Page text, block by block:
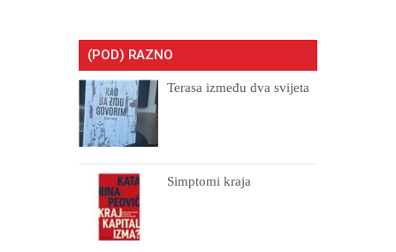
(POD) RAZNO
Terasa između dva svijeta
Simptomi kraja